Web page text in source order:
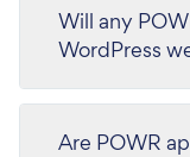
Will any
WordPress
Are POWR